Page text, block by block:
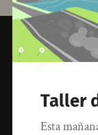
Taller
Esta